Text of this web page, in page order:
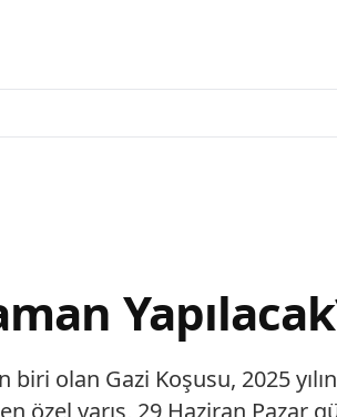
olan Gazi Koşusu, 2025
özel yarış, 29 Haziran Pazar